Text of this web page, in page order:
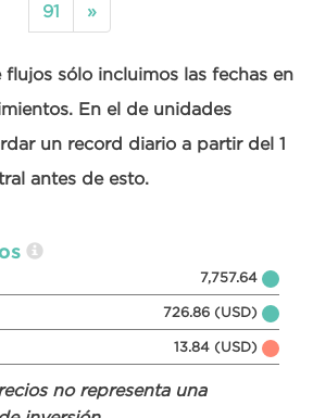
91 »
flujos sólo incluimos las fechas en
En el de unidades
un record diario a partir del 1
antes de esto.
7,757.64
726.86 (USD)
13.84 (USD)
no representa una